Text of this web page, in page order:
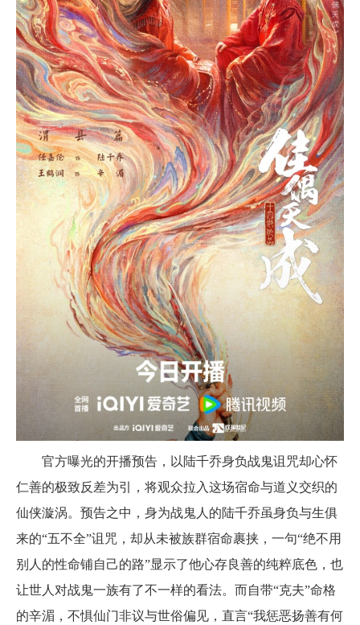
官方曝光的开播预告，以陆千乔身负战鬼诅咒却心怀
仁善的极致反差为引，将观众拉入这场宿命与道义交织的
仙侠漩涡。预告之中，身为战鬼人的陆千乔虽身负与生俱
来的“五不全”诅咒，却从未被族群宿命裹挟，一句“绝不用
别人的性命铺自己的路”显示了他心存良善的纯粹底色，也
让世人对战鬼一族有了不一样的看法。而自带“克夫”命格
的辛湄，不惧仙门非议与世俗偏见，直言“我惩恶扬善有何